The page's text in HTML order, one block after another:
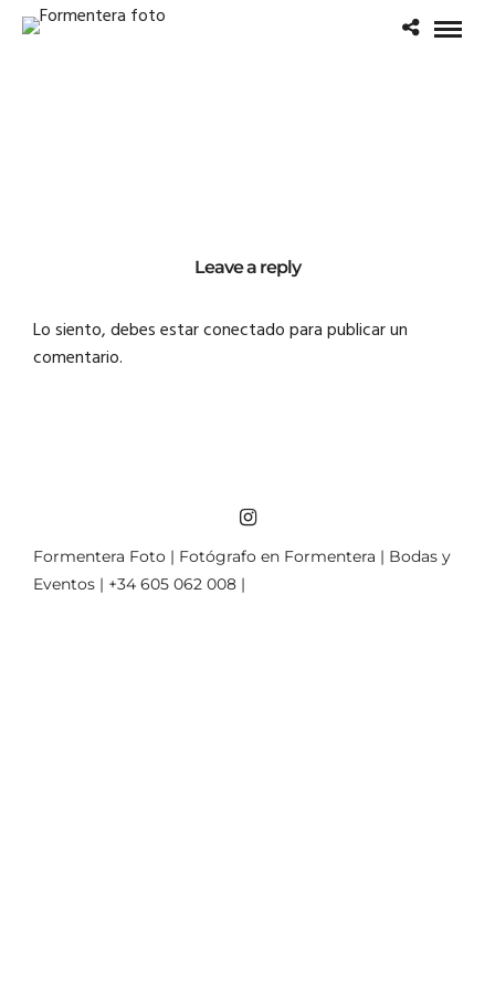
Leave a reply
Lo siento, debes estarconectadopara publicar un
comentario.
Formentera Foto | Fotógrafo en Formentera | Bodas y
Eventos | +34 605 062 008 |